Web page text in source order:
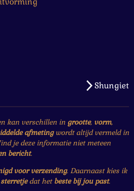
Shungiet
kan verschillen in grootte, vorm,
afmetingwordt altijd vermeld in
je deze informatie niet meteen
bericht.
voor verzending. Daarnaast kies ik
sterretjedat het beste bij jou past.